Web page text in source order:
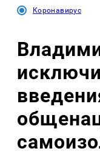
Коронавирус